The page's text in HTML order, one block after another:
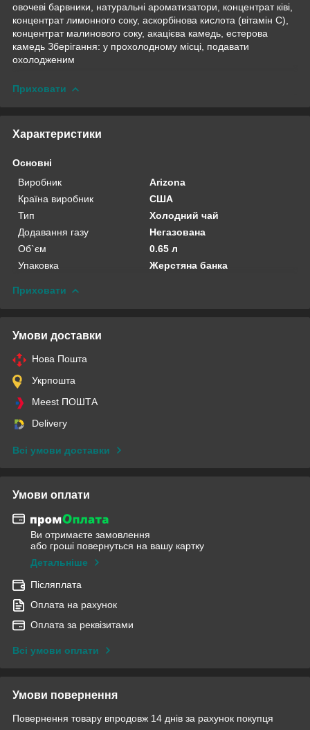
овочеві барвники, натуральні ароматизатори, концентрат ківі,
концентрат лимонного соку, аскорбінова кислота (вітамін C),
концентрат малинового соку, акацієва камедь, естерова
камедь Зберігання: у прохолодному місці, подавати
охолодженим​
Приховати
Характеристики
Основні
Виробник
Arizona
Країна виробник
США
Тип
Холодний чай
Додавання газу
Негазована
Об`єм
0.65 л
Упаковка
Жерстяна банка
Приховати
Умови доставки
Нова Пошта
Укрпошта
Meest ПОШТА
Delivery
Всі умови доставки
Умови оплати
Ви отримаєте замовлення
або гроші повернуться на вашу картку
Детальніше
Післяплата
Оплата на рахунок
Оплата за реквізитами
Всі умови оплати
Умови повернення
Повернення товару впродовж 14 днів за рахунок покупця